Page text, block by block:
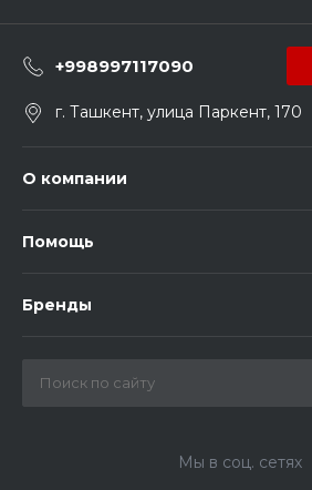
+998997117090
г. Ташкент, улица Паркент, 170
О компании
Помощь
Бренды
Мы в соц. сетях